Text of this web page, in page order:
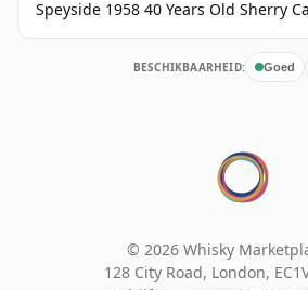
Speyside 1958 40 Years Old Sherry Cask
BESCHIKBAARHEID: Goed
© 2026 Whisky
128 City Road, London,